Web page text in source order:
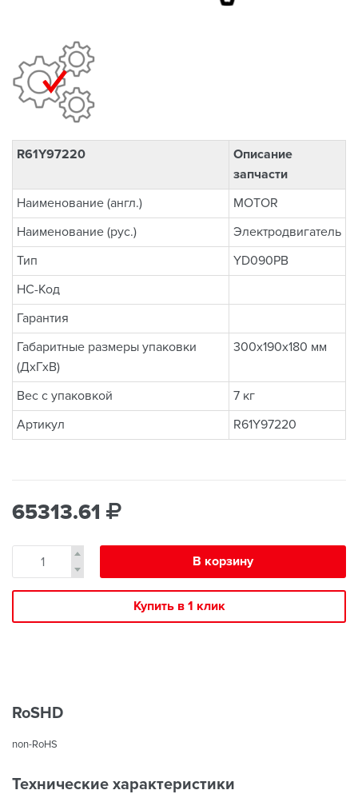
R61Y97220
Описание
запчасти
Наименование (англ.)
MOTOR
Наименование (рус.)
Электродвигатель
Тип
YD090PB
НС-Код
Гарантия
Габаритные размеры упаковки
(ДхГхВ)
300x190x180 мм
Вес с упаковкой
7 кг
Артикул
R61Y97220
65313.61
В корзину
Купить в 1 клик
RoSHD
non-RoHS
Технические характеристики